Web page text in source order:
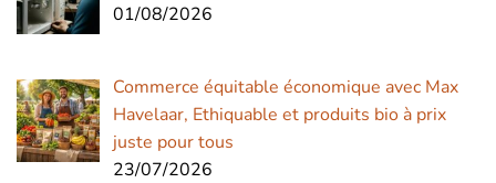
01/08/2026
Commerce équitable économique avec Max
Havelaar, Ethiquable et produits bio à prix
juste pour tous
23/07/2026